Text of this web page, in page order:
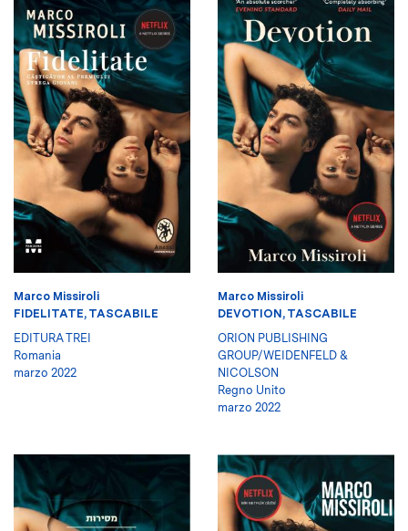
Marco Missiroli
FIDELITATE, TASCABILE
EDITURA TREI
Romania
marzo 2022
Marco Missiroli
DEVOTION, TASCABILE
ORION PUBLISHING
GROUP/WEIDENFELD &
NICOLSON
Regno Unito
marzo 2022